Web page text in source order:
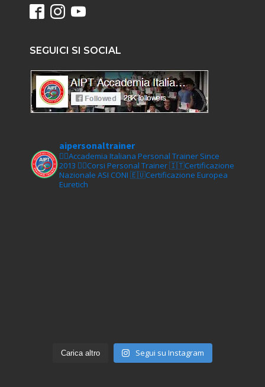
SEGUICI SI SOCIAL
aipersonaltrainer
🏋‍♀️Accademia Italiana Personal Trainer Since
2013 🏋‍♂️Corsi Personal Trainer🇮🇹Certificazione
Nazionale ASI CONI 🇪🇺Certificazione Europea
Euretich
Carica altro Segui su Instagram